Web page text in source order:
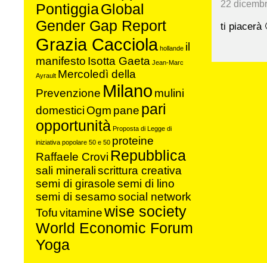
PontiggiaGlobal
Gender Gap Report
Grazia Cacciola hollande il
manifesto Isotta Gaeta Jean-Marc
Ayrault Mercoledì della
Prevenzione Milano mulini
domestici Ogm pane pari
opportunità Proposta di Legge di
iniziativa popolare 50 e 50 proteine
Raffaele Crovi Repubblica
sali mineraliscrittura creativa
semi di girasolesemi di lino
semi di sesamosocial network
Tofuvitaminewise society
World Economic Forum
Yoga
22
ti piacerà